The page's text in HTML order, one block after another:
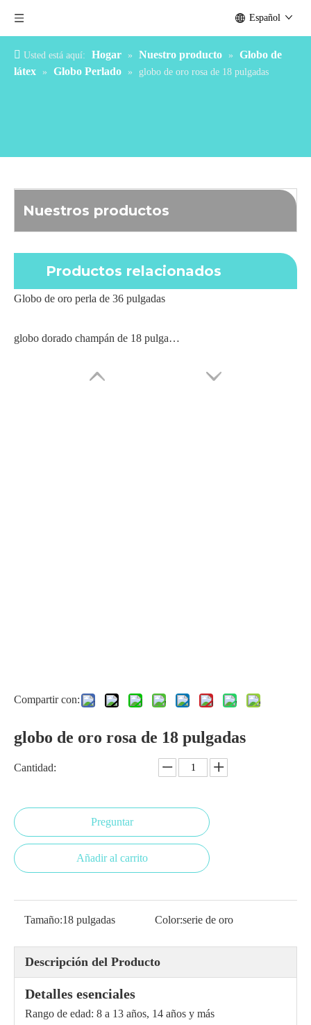
Español
Usted está aquí: Hogar » Nuestro producto »
Globo de
látex
» Globo Perlado » globo de oro rosa de 18 pulgadas
Nuestros productos
Productos relacionados
Globo de oro perla de 36 pulgadas
globo dorado champán de 18 pulgadas
Compartir con:
globo de oro rosa de 18 pulgadas
Cantidad:
Preguntar
Añadir al carrito
Tamaño:18 pulgadas Color:serie de oro
Descripción del Producto
Detalles esenciales
Rango de edad: 8 a 13 años, 14 años y más